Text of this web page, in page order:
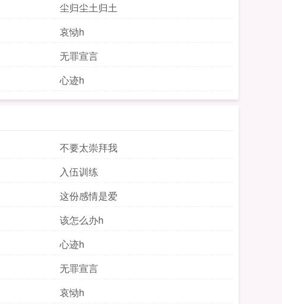
尘归尘土归土
哀恸h
无罪宣言
心迹h
不要太崇拜我
入伍训练
这份感情是爱
该怎么办h
心迹h
无罪宣言
哀恸h